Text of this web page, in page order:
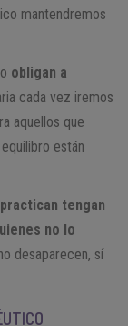
mantendremos
obligan a
cada vez iremos
aquellos que
están
tengan
no lo
desaparecen, sí